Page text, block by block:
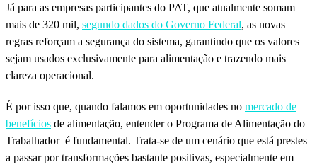
Já para as empresas participantes do PAT, que atualmente somam
mais de 320 mil, segundo dados do Governo Federal, as novas
regras reforçam a segurança do sistema, garantindo que os valores
sejam usados exclusivamente para alimentação e trazendo mais
clareza operacional.
É por isso que, quando falamos em oportunidades no mercado de
benefícios de alimentação, entender o Programa de Alimentação do
Trabalhador é fundamental. Trata-se de um cenário que está prestes
a passar por transformações bastante positivas, especialmente em